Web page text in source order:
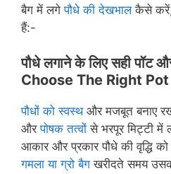
बैग में लगेपौधे की देखभालकैसे करें,
हैं:-
पौधे लगाने के लिए सही पॉट
Choose The Right
पौधों को स्वस्थऔर मजबूत बनाए
औरपोषक तत्वों से भरपूर मिट्टी
आकार और प्रकार पौधे की वृद्धि
गमला या ग्रो बैग खरीदते समय